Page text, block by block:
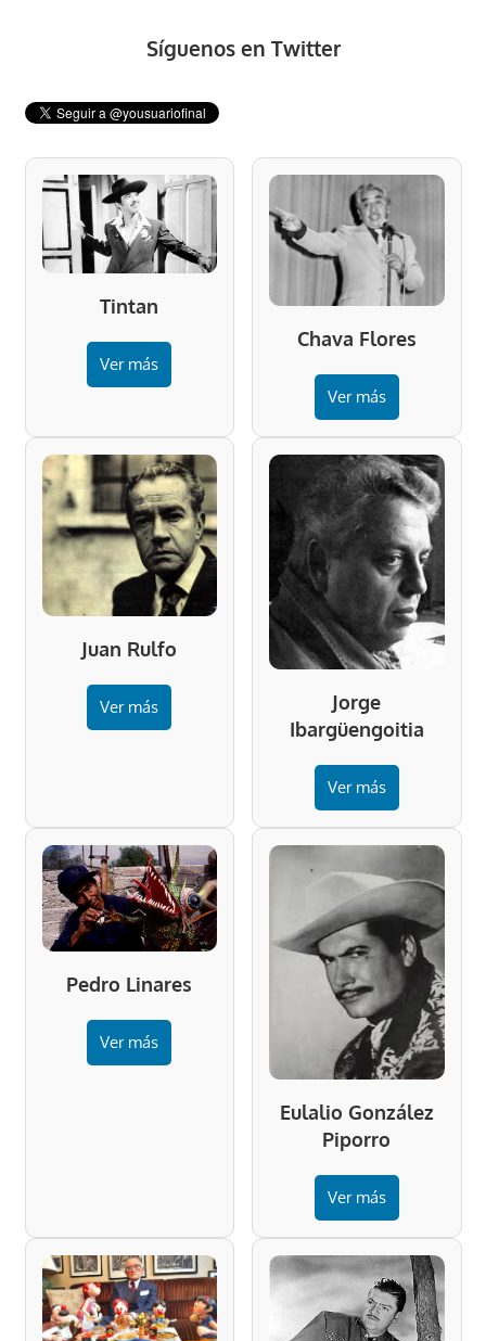
Síguenos en Twitter
Tintan
Ver más
Chava Flores
Ver más
Juan Rulfo
Ver más
Jorge
Ibargüengoitia
Ver más
Pedro Linares
Ver más
Eulalio González
Piporro
Ver más